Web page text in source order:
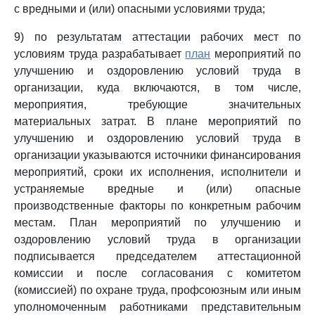
с вредными и (или) опасными условиями труда;
9) по результатам аттестации рабочих мест по
условиям труда разрабатывает план мероприятий по
улучшению и оздоровлению условий труда в
организации, куда включаются, в том числе,
мероприятия, требующие значительных
материальных затрат. В плане мероприятий по
улучшению и оздоровлению условий труда в
организации указываются источники финансирования
мероприятий, сроки их исполнения, исполнители и
устраняемые вредные и (или) опасные
производственные факторы по конкретным рабочим
местам. План мероприятий по улучшению и
оздоровлению условий труда в организации
подписывается председателем аттестационной
комиссии и после согласования с комитетом
(комиссией) по охране труда, профсоюзным или иным
уполномоченным работниками представительным